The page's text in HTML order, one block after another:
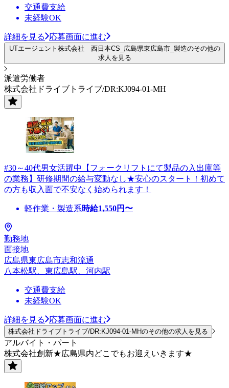
交通費支給
未経験OK
詳細を見る 応募画面に進む
UTエージェント株式会社 西日本CS_広島県東広島市_製造のその他の
求人を見る
派遣労働者
株式会社ドライブトライブ/DR:KJ094-01-MH
#30～40代男女活躍中【フォークリフトにて製品の入出庫等
の業務】研修期間の給与変動なし★安心のスタート！初めて
の方も収入面で不安なく始められます！
軽作業・製造系時給1,550円〜
勤務地
面接地
広島県東広島市志和流通
八本松駅、東広島駅、河内駅
交通費支給
未経験OK
詳細を見る 応募画面に進む
株式会社ドライブトライブ/DR:KJ094-01-MHのその他の求人を見る
アルバイト・パート
株式会社創新★広島県内どこでもお迎えいきます★